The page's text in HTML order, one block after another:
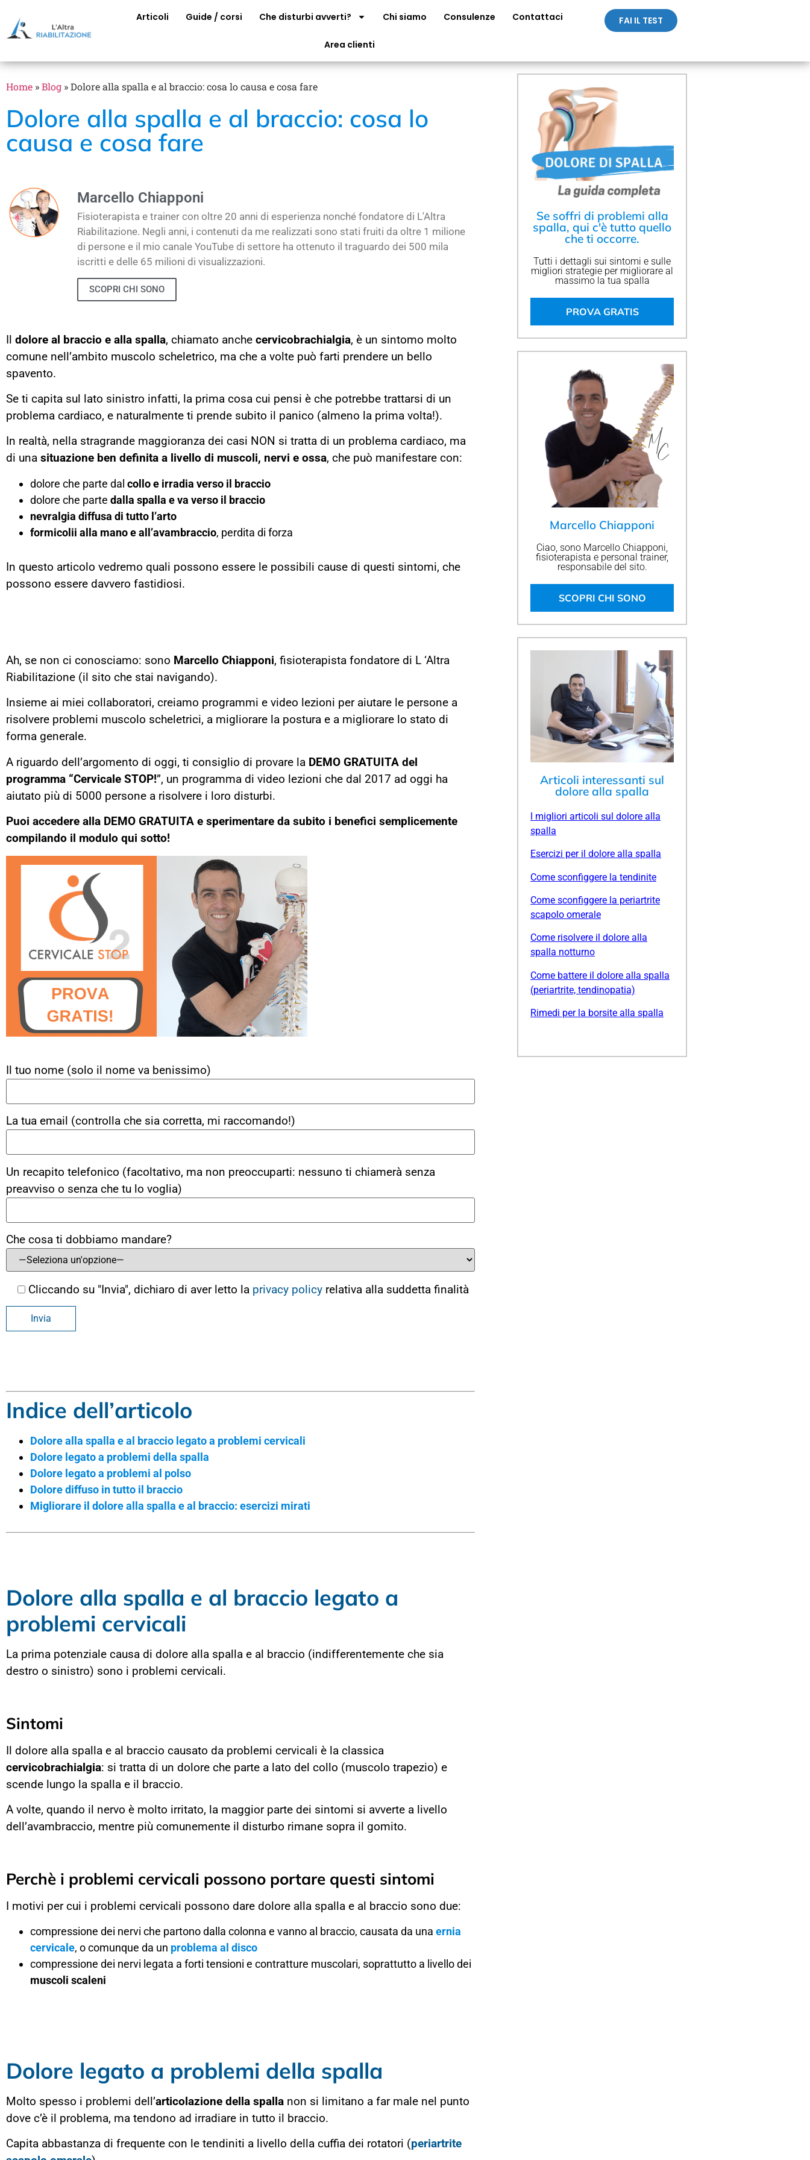
Articoli Guide / corsi Che disturbi avverti? Chi siamo Consulenze Contattaci
Area clienti
FAI IL TEST
Home »Blog »Dolore alla spalla e al braccio: cosa lo causa e cosa fare
Dolore alla spalla e al braccio: cosa lo
causa e cosa fare
Marcello Chiapponi
Fisioterapista e trainer con oltre 20 anni di esperienza nonché fondatore di L'Altra
Riabilitazione. Negli anni, i contenuti da me realizzati sono stati fruiti da oltre 1 milione
di persone e il mio canale YouTube di settore ha ottenuto il traguardo dei 500 mila
iscritti e delle 65 milioni di visualizzazioni.
SCOPRI CHI SONO
Il dolore al braccio e alla spalla, chiamato anche cervicobrachialgia, è un sintomo molto
comune nell’ambito muscolo scheletrico, ma che a volte può farti prendere un bello
spavento.
Se ti capita sul lato sinistro infatti, la prima cosa cui pensi è che potrebbe trattarsi di un
problema cardiaco, e naturalmente ti prende subito il panico (almeno la prima volta!).
In realtà, nella stragrande maggioranza dei casi NON si tratta di un problema cardiaco, ma
di una situazione ben definita a livello di muscoli, nervi e ossa, che può manifestare con:
dolore che parte dal collo e irradia verso il braccio
dolore che parte dalla spalla e va verso il braccio
nevralgia diffusa di tutto l’arto
formicolii alla mano e all’avambraccio, perdita di forza
In questo articolo vedremo quali possono essere le possibili cause di questi sintomi, che
possono essere davvero fastidiosi.
Ah, se non ci conosciamo: sono Marcello Chiapponi, fisioterapista fondatore di L ‘Altra
Riabilitazione (il sito che stai navigando).
Insieme ai miei collaboratori, creiamo programmi e video lezioni per aiutare le persone a
risolvere problemi muscolo scheletrici, a migliorare la postura e a migliorare lo stato di
forma generale.
A riguardo dell’argomento di oggi, ti consiglio di provare la DEMO GRATUITA del
programma “Cervicale STOP!”, un programma di video lezioni che dal 2017 ad oggi ha
aiutato più di 5000 persone a risolvere i loro disturbi.
Puoi accedere alla DEMO GRATUITA e sperimentare da subito i benefici semplicemente
compilando il modulo qui sotto!
Il tuo nome (solo il nome va benissimo)
La tua email (controlla che sia corretta, mi raccomando!)
Un recapito telefonico (facoltativo, ma non preoccuparti: nessuno ti chiamerà senza
preavviso o senza che tu lo voglia)
Che cosa ti dobbiamo mandare?
Cliccando su "Invia", dichiaro di aver letto la privacy policy relativa alla suddetta finalità
Indice dell’articolo
Dolore alla spalla e al braccio legato a problemi cervicali
Dolore legato a problemi della spalla
Dolore legato a problemi al polso
Dolore diffuso in tutto il braccio
Migliorare il dolore alla spalla e al braccio: esercizi mirati
Dolore alla spalla e al braccio legato a
problemi cervicali
La prima potenziale causa di dolore alla spalla e al braccio (indifferentemente che sia
destro o sinistro) sono i problemi cervicali.
Sintomi
Il dolore alla spalla e al braccio causato da problemi cervicali è la classica
cervicobrachialgia: si tratta di un dolore che parte a lato del collo (muscolo trapezio) e
scende lungo la spalla e il braccio.
A volte, quando il nervo è molto irritato, la maggior parte dei sintomi si avverte a livello
dell’avambraccio, mentre più comunemente il disturbo rimane sopra il gomito.
Perchè i problemi cervicali possono portare questi sintomi
I motivi per cui i problemi cervicali possono dare dolore alla spalla e al braccio sono due:
compressione dei nervi che partono dalla colonna e vanno al braccio, causata da una ernia
cervicale, o comunque da un problema al disco
compressione dei nervi legata a forti tensioni e contratture muscolari, soprattutto a livello dei
muscoli scaleni
Dolore legato a problemi della spalla
Molto spesso i problemi dell’articolazione della spalla non si limitano a far male nel punto
dove c’è il problema, ma tendono ad irradiare in tutto il braccio.
Capita abbastanza di frequente con le tendiniti a livello della cuffia dei rotatori (periartrite
Se soffri di problemi alla
spalla, qui c'è tutto quello
che ti occorre.
Tutti i dettagli sui sintomi e sulle
migliori strategie per migliorare al
massimo la tua spalla
PROVA GRATIS
Marcello Chiapponi
Ciao, sono Marcello Chiapponi,
fisioterapista e personal trainer,
responsabile del sito.
SCOPRI CHI SONO
Articoli interessanti sul
dolore alla spalla
I migliori articoli sul dolore alla
spalla
Esercizi per il dolore alla spalla
Come sconfiggere la tendinite
Come sconfiggere la periartrite
scapolo omerale
Come risolvere il dolore alla
spalla notturno
Come battere il dolore alla spalla
(periartrite, tendinopatia)
Rimedi per la borsite alla spalla